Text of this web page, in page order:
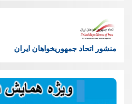
منشور اتحاد جمهوریخواهان ایران